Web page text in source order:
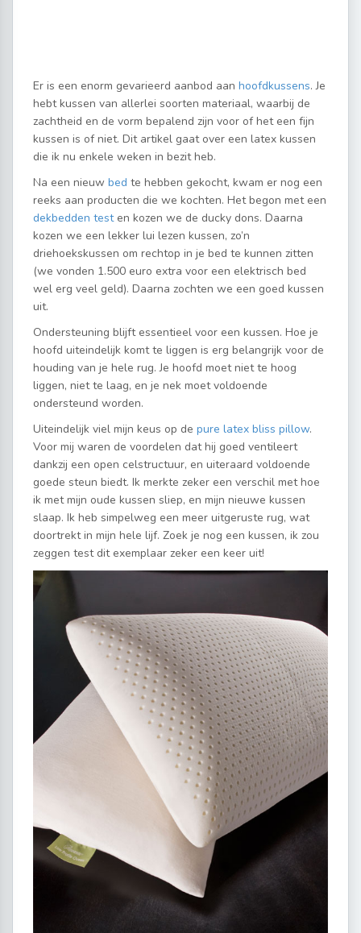
Er is een enorm gevarieerd aanbod aan hoofdkussens. Je
hebt kussen van allerlei soorten materiaal, waarbij de
zachtheid en de vorm bepalend zijn voor of het een fijn
kussen is of niet. Dit artikel gaat over een latex kussen
die ik nu enkele weken in bezit heb.
Na een nieuw bed te hebben gekocht, kwam er nog een
reeks aan producten die we kochten. Het begon met een
dekbedden testen kozen we de ducky dons. Daarna
kozen we een lekker lui lezen kussen, zo’n
driehoekskussen om rechtop in je bed te kunnen zitten
(we vonden 1.500 euro extra voor een elektrisch bed
wel erg veel geld). Daarna zochten we een goed kussen
uit.
Ondersteuning blijft essentieel voor een kussen. Hoe je
hoofd uiteindelijk komt te liggen is erg belangrijk voor de
houding van je hele rug. Je hoofd moet niet te hoog
liggen, niet te laag, en je nek moet voldoende
ondersteund worden.
Uiteindelijk viel mijn keus op de pure latex bliss pillow.
Voor mij waren de voordelen dat hij goed ventileert
dankzij een open celstructuur, en uiteraard voldoende
goede steun biedt. Ik merkte zeker een verschil met hoe
ik met mijn oude kussen sliep, en mijn nieuwe kussen
slaap. Ik heb simpelweg een meer uitgeruste rug, wat
doortrekt in mijn hele lijf. Zoek je nog een kussen, ik zou
zeggen test dit exemplaar zeker een keer uit!